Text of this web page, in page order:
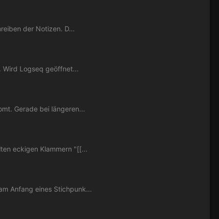
der Notizen. D...
Wird Logseq geöffnet...
Gerade bei längeren...
eckigen Klammern "[[...
Anfang eines Stichpunk...